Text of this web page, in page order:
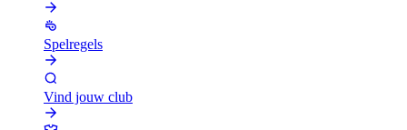
Spelregels
Vind jouw club